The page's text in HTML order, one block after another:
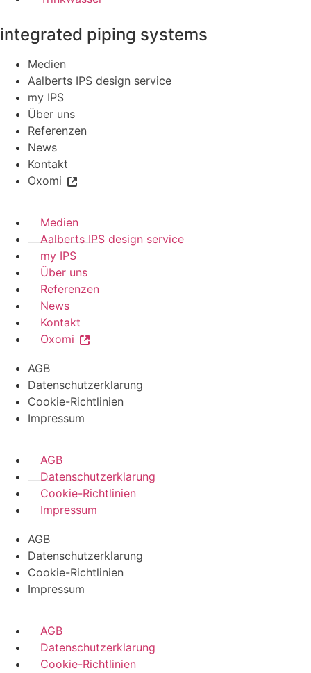
integrated piping systems
Medien
Aalberts IPS design service
my IPS
Über uns
Referenzen
News
Kontakt
Oxomi
Medien
Aalberts IPS design service
my IPS
Über uns
Referenzen
News
Kontakt
Oxomi
AGB
Datenschutzerklarung
Cookie-Richtlinien
Impressum
AGB
Datenschutzerklarung
Cookie-Richtlinien
Impressum
AGB
Datenschutzerklarung
Cookie-Richtlinien
Impressum
AGB
Datenschutzerklarung
Cookie-Richtlinien